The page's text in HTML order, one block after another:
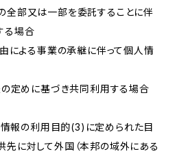
全部又は一部を委託することに伴
る場合
由による事業の承継に伴って個人情
の定めに基づき共同利用する場合
情報の利用目的(3)に定められた目
先に対して外国（本邦の域外にある